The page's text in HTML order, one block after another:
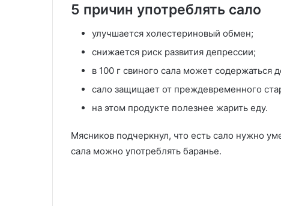
5 причин употреблять сало
улучшается холестериновый обмен;
снижается риск развития депрессии;
в 100 г свиного сала может содержаться
сало защищает от преждевременного
на этом продукте полезнее жарить еду.
Мясников подчеркнул, что есть сало нужно
сала можно употреблять баранье.